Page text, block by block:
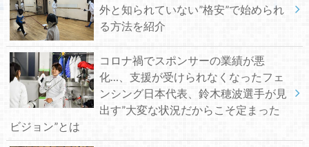
外と知られていない”格安”で始められ
る方法を紹介
コロナ禍でスポンサーの業績が悪
化…、支援が受けられなくなったフェ
ンシング日本代表、鈴木穂波選手が見
出す”大変な状況だからこそ定まった
ビジョン”とは